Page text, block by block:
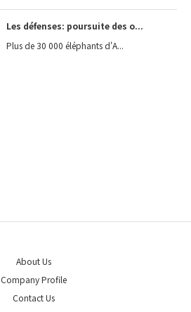
Les défenses: poursuite des o...
Plus de 30 000 éléphants d'A...
About Us
Company Profile
Contact Us